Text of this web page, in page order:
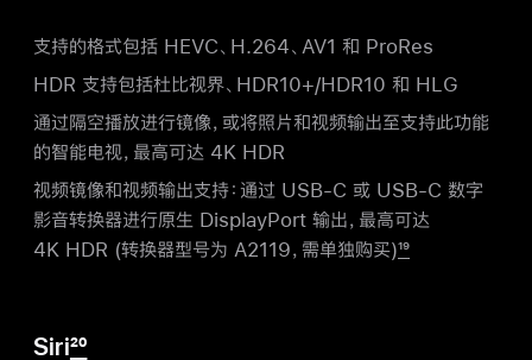
支持的格式包括 HEVC、H.264、AV1 和 ProRes
HDR 支持包括杜比视界、HDR10+/HDR10 和 HLG
通过隔空播放进行镜像，或将照片和视频输出至支持此功能
的智能电视，最高可达 4K HDR
视频镜像和视频输出支持：通过 USB-C 或 USB-C 数字
影音转换器进行原生 DisplayPort 输出，最高可达
4K HDR (转换器型号为 A2119，需单独购买)19
Siri20